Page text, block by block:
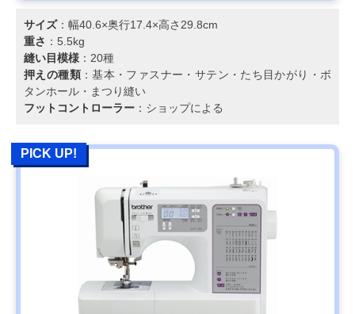
サイズ：幅40.6×奥行17.4×高さ29.8cm
重さ ：5.5kg
縫い目模様 ：20種
押えの種類：基本・ファスナー・サテン・たち目かがり・ボ
タンホール・まつり縫い
フットコントローラー ：ショップによる
PICK UP!